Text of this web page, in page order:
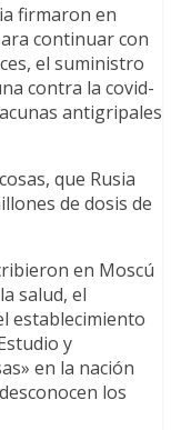
firmaron en
continuar con
el suministro
contra la covid-
antigripales
que Rusia
de dosis de
en Moscú
salud, el
establecimiento
y
en la nación
los